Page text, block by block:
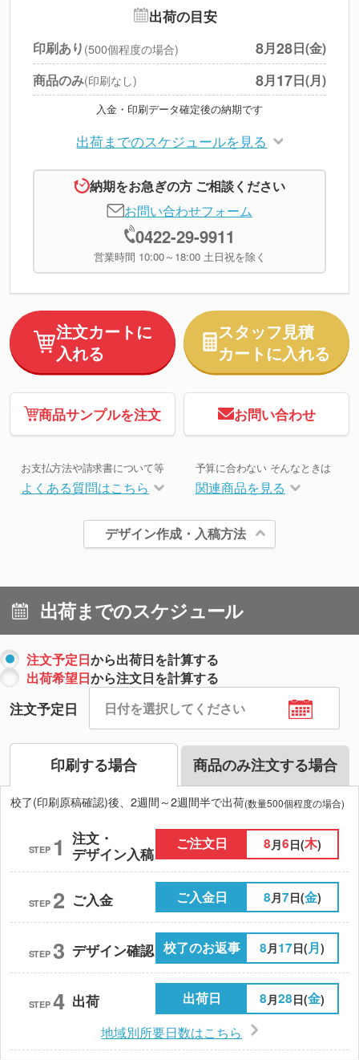
円
※上記小計は税別です
出荷の目安
印刷あり (500個程度の場合) 8月28日(金)
商品のみ(印刷なし) 8月17日(月)
入金・印刷データ確定後の納期です
出荷までのスケジュールを見る
納期をお急ぎの方 ご相談ください
お問い合わせフォーム
0422-29-9911
営業時間 10:00～18:00 土日祝を除く
注文カートに
入れる
スタッフ見積
カートに入れる
商品サンプルを注文 お問い合わせ
お支払方法や請求書について等
よくある質問はこちら
予算に合わない そんなときは
関連商品を見る
デザイン作成・入稿方法
出荷までのスケジュール
注文予定日から出荷日を計算する
出荷希望日から注文日を計算する
注文予定日
印刷する場合 商品のみ注文する場合
校了(印刷原稿確認)後、2週間～2週間半で出荷(数量500個程度の場合)
STEP 1 注文・
デザイン入稿
ご注文日 8 月6日(木)
STEP 2 ご入金 ご入金日 8月7日(金)
STEP 3 デザイン確認 校了のお返事 8月17日(月)
STEP 4 出荷 出荷日 8 月28日(金)
地域別所要日数はこちら